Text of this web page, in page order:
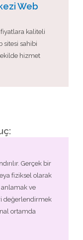
Web
fiyatlara kaliteli
sitesi sahibi
hizmet
Gerçek bir
fiziksel olarak
anlamak ve
değerlendirmek
ortamda